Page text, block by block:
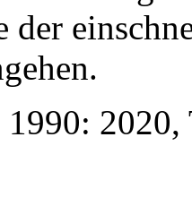
der
2020,